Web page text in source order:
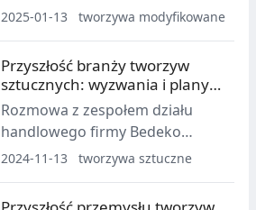
producent tworzyw
ponownie rozszerzają swoją
strategiczną współpracę. Już w
styczniu 2025 roku do
obszernego wspólnego portfolio
dołączy wiele nowych rodzin
produktów.
2025-01-13 tworzywa modyfikowane
Przyszłość branży tworzyw
sztucznych: wyzwania i plany
Bedeko Europe
Rozmowa z zespołem działu
handlowego firmy Bedeko
Europe
2024-11-13 tworzywa sztuczne